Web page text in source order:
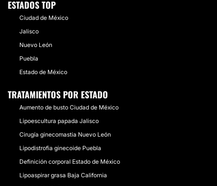
ESTADOS TOP
Ciudad de México
Jalisco
Nuevo León
Puebla
Estado de México
TRATAMIENTOS POR ESTADO
Aumento de busto Ciudad de México
Lipoescultura papada Jalisco
Cirugía ginecomastia Nuevo León
Lipodistrofia ginecoide Puebla
Definición corporal Estado de México
Lipoaspirar grasa Baja California